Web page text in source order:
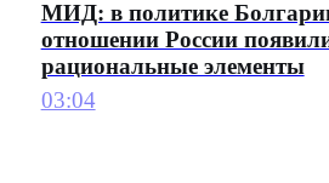
МИД: в политике
отношении России
рациональные элементы
03:04